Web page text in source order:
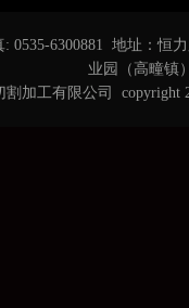
0535-6300881 地址：
业园（高疃镇
割加工有限公司